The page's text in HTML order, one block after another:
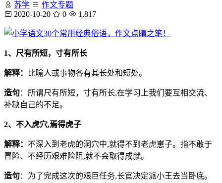
苏学
作文专题
2020-10-20
0 1,817
1、尺有所短，寸有所长
解释： 比喻人或事物各有其长处和短处。
造句：所谓尺有所短，寸有所长,在学习上我们要互相交流、
补缺自己的不足。
2、不入虎穴,焉得虎子
解释： 不深入到老虎的洞穴中,就得不到老虎崽子。指不敢于
冒险、不经历艰难险阻,就不会取得成就。
造句：为了完成这次的艰巨任务,长官决定派小王去当卧底。